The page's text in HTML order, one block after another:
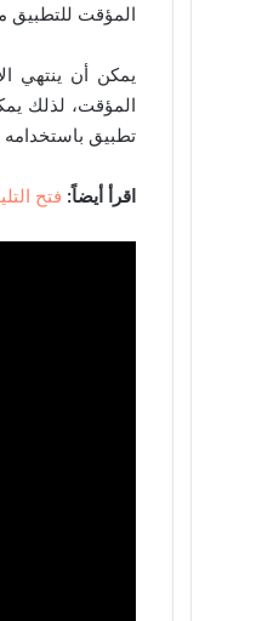
المؤقت للتطبيق
يمكن أن ينتهي
المؤقت، لذلك
تطبيق باستخدامه بشكل طبيعي،
اقرأ أيضاً: فتح